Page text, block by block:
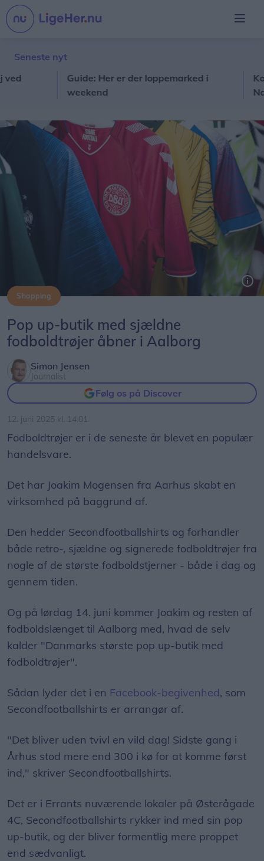
Seneste nyt
Guide: Her er der loppemarked i
weekend
Kom
Shopping
Pop up-butik med sjældne
fodboldtrøjer åbner i Aalborg
Simon Jensen
Journalist
Følg os på Discover
12. juni 2025 kl. 14.01
Fodboldtrøjer er i de seneste år blevet en populær
handelsvare.
Det har Joakim Mogensen fra Aarhus skabt en
virksomhed på baggrund af.
Den hedder Secondfootballshirts og forhandler
både retro-, sjældne og signerede fodboldtrøjer fra
nogle af de største fodboldstjerner - både i dag og
gennem tiden.
Og på lørdag 14. juni kommer Joakim og resten af
fodboldslænget til Aalborg med, hvad de selv
kalder "Danmarks største pop up-butik med
fodboldtrøjer".
Sådan lyder det i en Facebook-begivenhed, som
Secondfootballshirts er arrangør af.
"Det bliver uden tvivl en vild dag! Sidste gang i
Århus stod mere end 300 i kø for at komme først
ind," skriver Secondfootballshirts.
Det er i Errants nuværende lokaler på Østerågade
4C, Secondfootballshirts rykker ind med sin pop
up-butik, og der bliver formentlig mere proppet
end sædvanligt.